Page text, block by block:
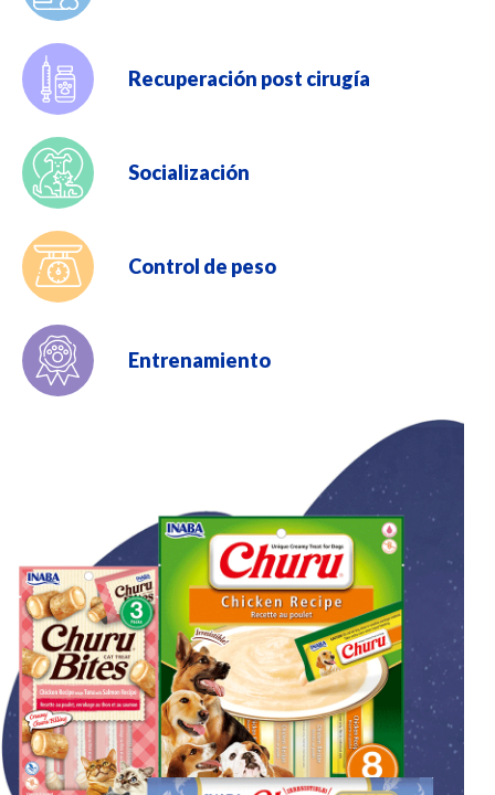
Recuperación post cirugía
Socialización
Control de peso
Entrenamiento